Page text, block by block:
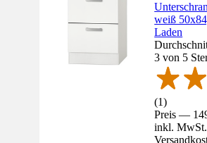
weiß
Laden
3 von 5
(1)
Preis —
inkl.